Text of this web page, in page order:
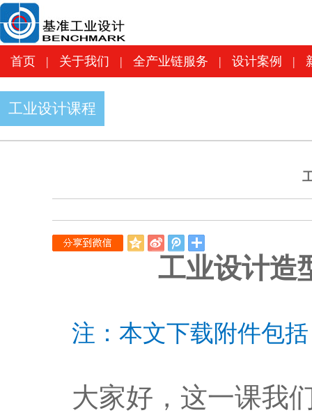
首页 关于我们
首页 | 关于我们 | 全产业链服务 | 设计案例 |
工业设计课程
QQ
空
新
浪
博
腾
讯
微
博
工业设计造
注：本文下载附件包
大家好，这一课我